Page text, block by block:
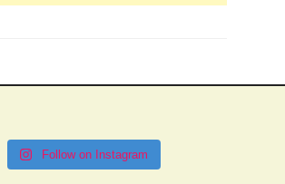
Follow on Instagram